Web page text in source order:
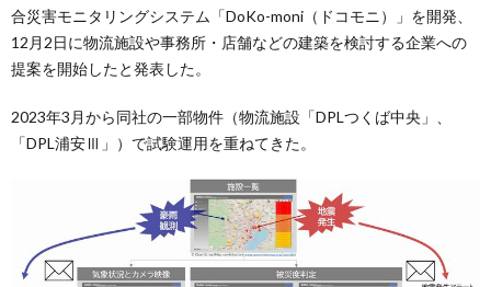
合災害モニタリングシステム「DoKo-moni（ドコモニ）」を開発、
12月2日に物流施設や事務所・店舗などの建築を検討する企業への
提案を開始したと発表した。
2023年3月から同社の一部物件（物流施設「DPLつくば中央」、
「DPL浦安Ⅲ」）で試験運用を重ねてきた。